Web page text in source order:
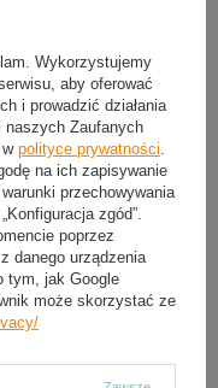
Wykorzystujemy
aby oferować
i prowadzić działania
naszych Zaufanych
w polityce prywatności
na ich zapisywanie
przechowywania
zgód”.
poprzez
danego urządzenia
tym, jak Google
może skorzystać ze